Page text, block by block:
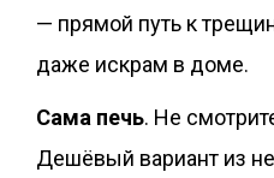
— прямой путь к
даже искрам в доме.
Сама печь. Не
Дешёвый вариант из